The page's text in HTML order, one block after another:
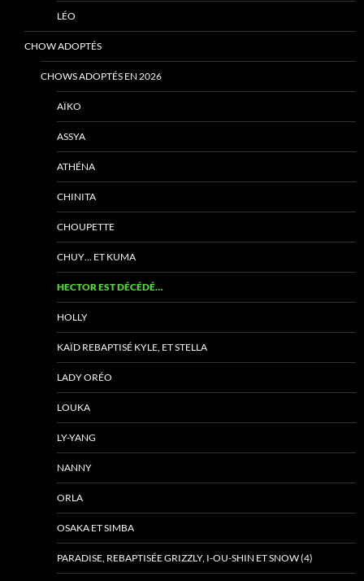
LÉO
CHOW ADOPTÉS
CHOWS ADOPTÉS EN 2026
AÏKO
ASSYA
ATHÉNA
CHINITA
CHOUPETTE
CHUY… ET KUMA
HECTOR EST DÉCÉDÉ…
HOLLY
KAÏD REBAPTISÉ KYLE, ET STELLA
LADY ORÉO
LOUKA
LY-YANG
NANNY
ORLA
OSAKA ET SIMBA
PARADISE, REBAPTISÉE GRIZZLY, I-OU-SHIN ET SNOW (4)